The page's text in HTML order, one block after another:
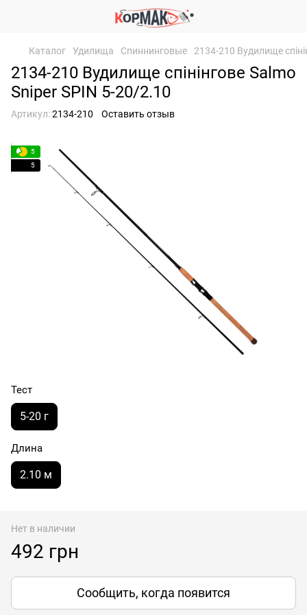
Каталог Удилища Спиннинговые 2134-210 Вудилище
2134-210 Вудилище спінінгове Salmo
Sniper SPIN 5-20/2.10
Артикул:2134-210 Оставить отзыв
5
5
Тест
5-20 г
Длина
2.10 м
Нет в наличии
492 грн
Сообщить, когда появится